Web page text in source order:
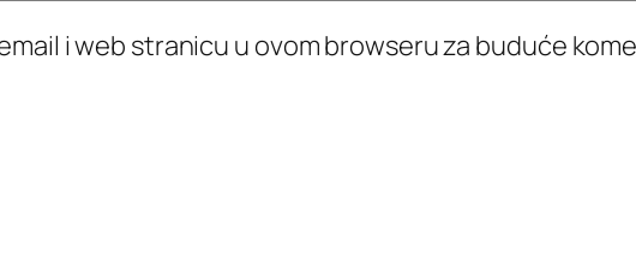
i web stranicu u ovom browseru za buduće